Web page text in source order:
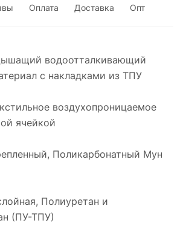
Оплата Доставка Опт
водоотталкивающий
с накладками из ТПУ
воздухопроницаемое
ячейкой
Поликарбонатный Мун
Полиуретан и
(ПУ-ТПУ)